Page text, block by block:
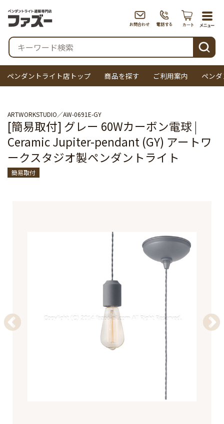
検索
ペンダントライト店トップ 商品を探す ご利用案内 ペン
ARTWORKSTUDIO AW-0691E-GY
[簡易取付] グレー 60Wカーボン電球 |
Ceramic Jupiter-pendant (GY) アートワ
ークスタジオ製ペンダントライト
簡易取付